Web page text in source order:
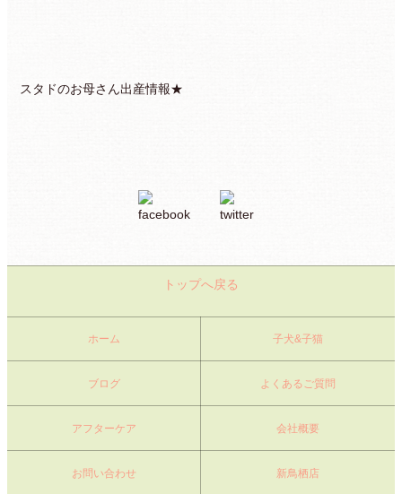
スタドのお母さん出産情報★
トップへ戻る
ホーム 子犬&子猫
ブログ よくあるご質問
アフターケア 会社概要
お問い合わせ 新鳥栖店